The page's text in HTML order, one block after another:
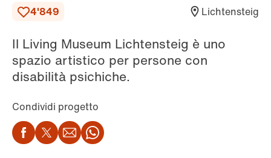
4'849 Lichtensteig
Il Living Museum Lichtensteig è uno
spazio artistico per persone con
disabilità psichiche.
Condividi progetto
Facebook
Twitter
EmailWhatsApp